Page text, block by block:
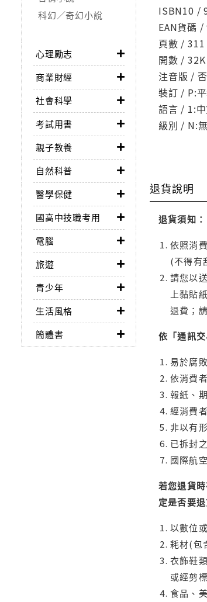
科幻／奇幻小說
心理勵志
商業財經
社會科學
考試用書
親子教養
自然科普
醫學保健
國高中技職考用
電腦
旅遊
青少年
生活風格
簡體書
ISBN10 /
EAN貨碼
頁數 / 311
開數 / 32K
注音版 / 否
裝訂 / P:
語言 / 1:
級別 / N:無
退貨說明
退貨須知：
依照消
(不得有
請您以
上黏貼
退費；
依「通訊
易於腐
依消費
報紙、
經消費
非以有
已拆封
國際航
若您退貨
定是否要退
以數位
耗材(包
衣飾鞋
或經剪
食品、